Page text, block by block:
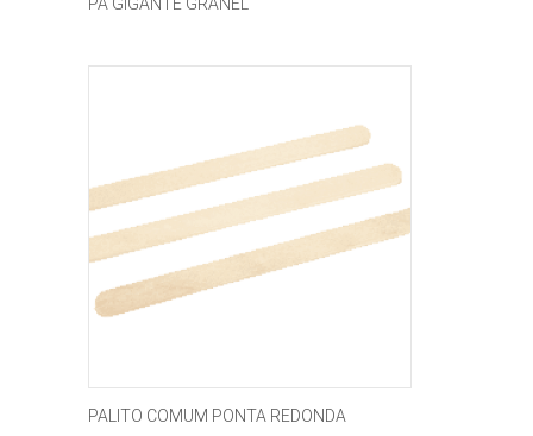
PALITO COMUM PONTA REDONDA